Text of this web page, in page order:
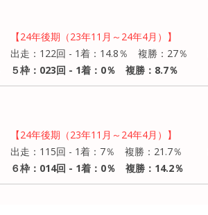
【24年後期（23年11月～24年4月）】
出走：122回 - 1着：14.8％ 複勝：27％
５枠：023回 - 1着：0％ 複勝：8.7％
【24年後期（23年11月～24年4月）】
出走：115回 - 1着：7％ 複勝：21.7％
６枠：014回 - 1着：0％ 複勝：14.2％